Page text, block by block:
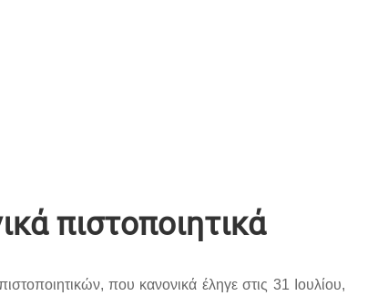
πιστοποιητικά
που κανονικά έληγε στις 31 Ιουλίου,